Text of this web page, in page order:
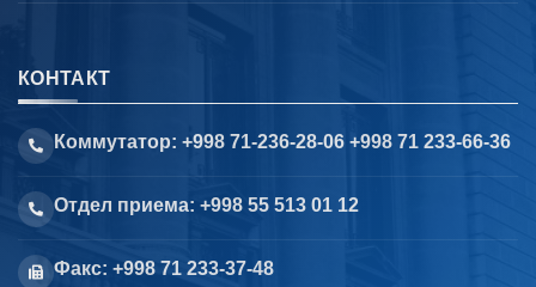
КОНТАКТ
Коммутатор: +998 71-236-28-06 +998 71 233-66-36
Отдел приема: +998 55 513 01 12
Факс: +998 71 233-37-48